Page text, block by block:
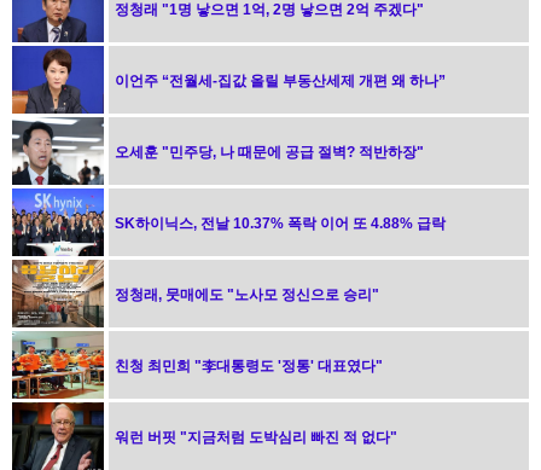
정청래 "1명 낳으면 1억, 2명 낳으면 2억 주겠다"
이언주 “전월세-집값 올릴 부동산세제 개편 왜 하나”
오세훈 "민주당, 나 때문에 공급 절벽? 적반하장"
SK하이닉스, 전날 10.37% 폭락 이어 또 4.88% 급락
정청래, 뭇매에도 "노사모 정신으로 승리"
친청 최민희 "李대통령도 '정통' 대표였다"
워런 버핏 "지금처럼 도박심리 빠진 적 없다"